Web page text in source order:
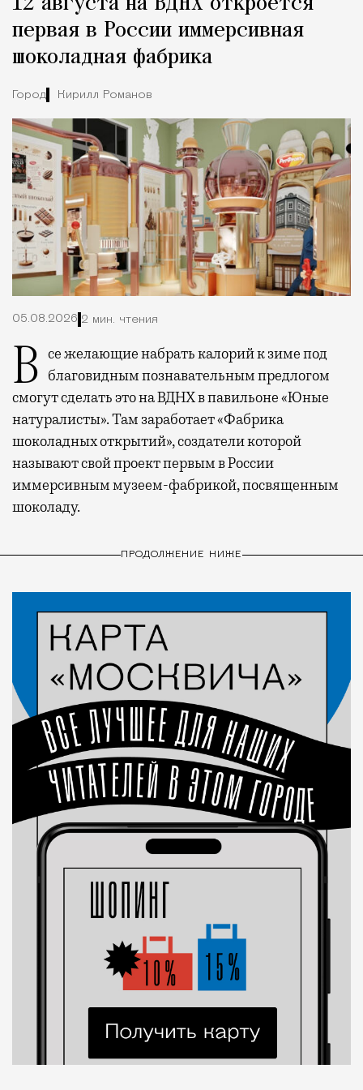
Город
первая в России иммерсивная
шоколадная фабрика
Город Кирилл Романов
05.08.2026 2 мин. чтения
Все желающие набрать калорий к зиме под благовидным познавательным предлогом
смогут сделать это на ВДНХ в павильоне «Юные
натуралисты». Там заработает «Фабрика
шоколадных открытий», создатели которой
называют свой проект первым в России
иммерсивным музеем-фабрикой, посвященным
шоколаду.
ПРОДОЛЖЕНИЕ НИЖЕ